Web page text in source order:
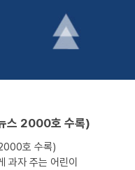
스 2000호 수록)
호 수록)
과자 주는 어린이